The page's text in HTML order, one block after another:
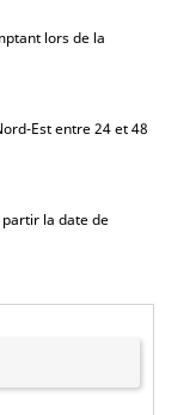
lors de la
Est entre 24 et 48
la date de